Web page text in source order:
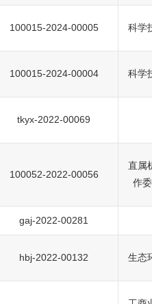
100015-2024-00005 科学
100015-2024-00004 科学
tkyx-2022-00069
100052-2022-00056
直属
作
gaj-2022-00281
hbj-2022-00132 生态